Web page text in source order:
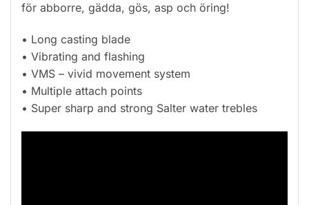
för abborre, gädda, gös, asp och öring!
• Long casting blade
• Vibrating and flashing
• VMS – vivid movement system
• Multiple attach points
• Super sharp and strong Salter water trebles